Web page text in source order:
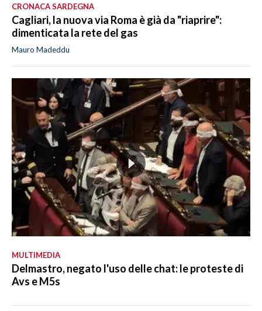
CRONACA SARDEGNA
Cagliari, la nuova via Roma è già da "riaprire":
dimenticata la rete del gas
Mauro Madeddu
MULTIMEDIA
Delmastro, negato l'uso delle chat: le proteste di
Avs e M5s